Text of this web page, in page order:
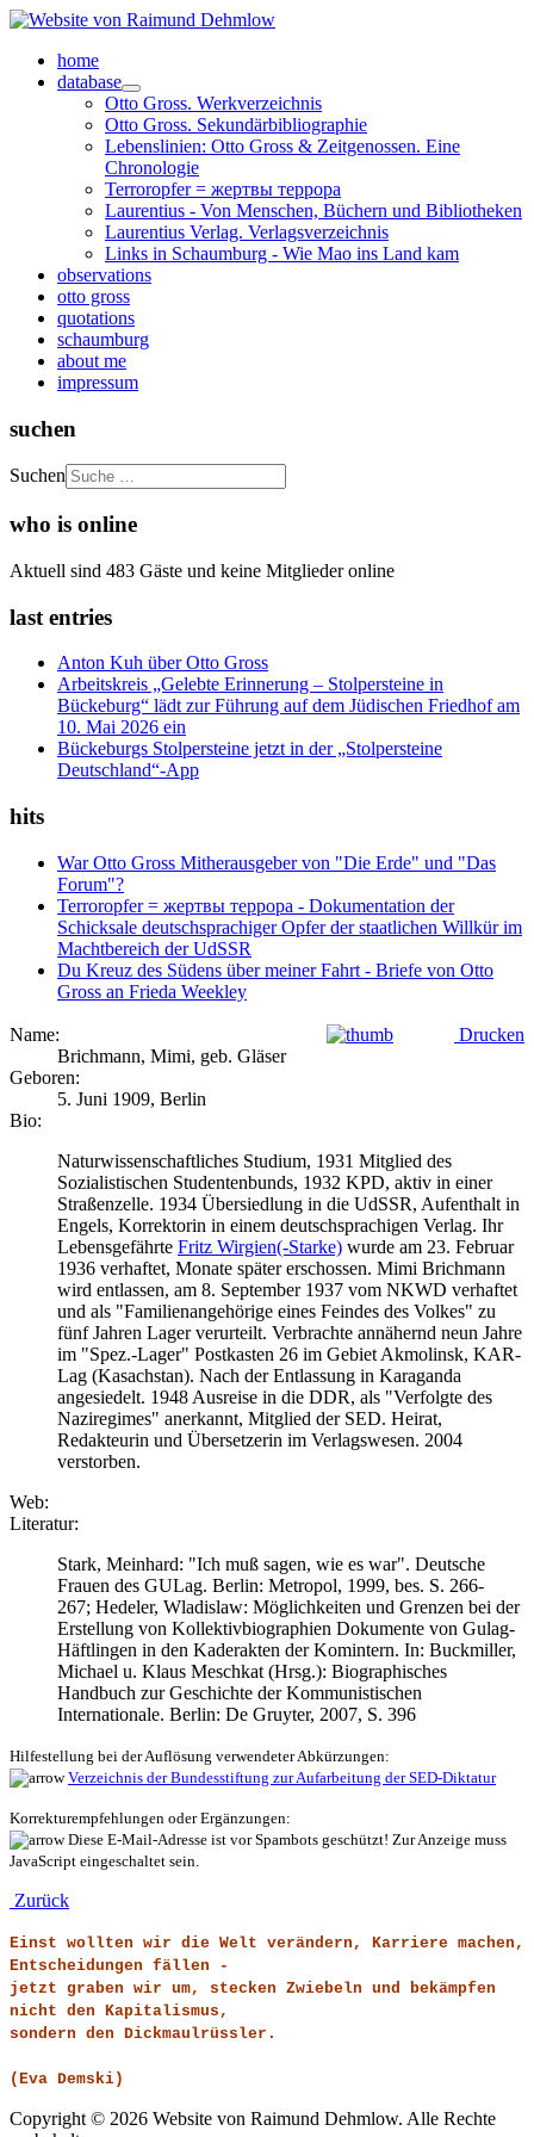
home
database
Otto Gross. Werkverzeichnis
Otto Gross. Sekundärbibliographie
Lebenslinien: Otto Gross & Zeitgenossen. Eine
Chronologie
Terroropfer = жертвы террора
Laurentius - Von Menschen, Büchern und Bibliotheken
Laurentius Verlag. Verlagsverzeichnis
Links in Schaumburg - Wie Mao ins Land kam
observations
otto gross
quotations
schaumburg
about me
impressum
suchen
Suchen
who is online
Aktuell sind 483 Gäste und keine Mitglieder online
last entries
Anton Kuh über Otto Gross
Arbeitskreis „Gelebte Erinnerung – Stolpersteine in
Bückeburg“ lädt zur Führung auf dem Jüdischen Friedhof am
10. Mai 2026 ein
Bückeburgs Stolpersteine jetzt in der „Stolpersteine
Deutschland“-App
hits
War Otto Gross Mitherausgeber von "Die Erde" und "Das
Forum"?
Terroropfer = жертвы террора - Dokumentation der
Schicksale deutschsprachiger Opfer der staatlichen Willkür im
Machtbereich der UdSSR
Du Kreuz des Südens über meiner Fahrt - Briefe von Otto
Gross an Frieda Weekley
Drucken
Name:
Brichmann, Mimi, geb. Gläser
Geboren:
5. Juni 1909, Berlin
Bio:
Naturwissenschaftliches Studium, 1931 Mitglied des
Sozialistischen Studentenbunds, 1932 KPD, aktiv in einer
Straßenzelle. 1934 Übersiedlung in die UdSSR, Aufenthalt in
Engels, Korrektorin in einem deutschsprachigen Verlag. Ihr
Lebensgefährte Fritz Wirgien(-Starke) wurde am 23. Februar
1936 verhaftet, Monate später erschossen. Mimi Brichmann
wird entlassen, am 8. September 1937 vom NKWD verhaftet
und als "Familienangehörige eines Feindes des Volkes" zu
fünf Jahren Lager verurteilt. Verbrachte annähernd neun Jahre
im "Spez.-Lager" Postkasten 26 im Gebiet Akmolinsk, KAR-
Lag (Kasachstan). Nach der Entlassung in Karaganda
angesiedelt. 1948 Ausreise in die DDR, als "Verfolgte des
Naziregimes" anerkannt, Mitglied der SED. Heirat,
Redakteurin und Übersetzerin im Verlagswesen. 2004
verstorben.
Web:
Literatur:
Stark, Meinhard: "Ich muß sagen, wie es war". Deutsche
Frauen des GULag. Berlin: Metropol, 1999, bes. S. 266-
267; Hedeler, Wladislaw: Möglichkeiten und Grenzen bei der
Erstellung von Kollektivbiographien Dokumente von Gulag-
Häftlingen in den Kaderakten der Komintern. In: Buckmiller,
Michael u. Klaus Meschkat (Hrsg.): Biographisches
Handbuch zur Geschichte der Kommunistischen
Internationale. Berlin: De Gruyter, 2007, S. 396
Hilfestellung bei der Auflösung verwendeter Abkürzungen:
Verzeichnis der Bundesstiftung zur Aufarbeitung der SED-Diktatur
Korrekturempfehlungen oder Ergänzungen:
Diese E-Mail-Adresse ist vor Spambots geschützt! Zur Anzeige muss
JavaScript eingeschaltet sein.
Zurück
Einst wollten wir die Welt verändern, Karriere machen,
Entscheidungen fällen -
jetzt graben wir um, stecken Zwiebeln und bekämpfen
nicht den Kapitalismus,
sondern den Dickmaulrüssler.
(Eva Demski)
Copyright © 2026 Website von Raimund Dehmlow. Alle Rechte